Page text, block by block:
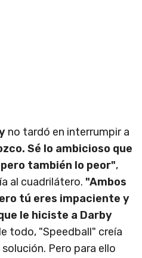
no tardó en interrumpir a
Sé lo ambicioso que
también lo peor",
al cuadrilátero. "Ambos
tú eres impaciente y
le hiciste a Darby
todo, "Speedball" creía
Pero para ello